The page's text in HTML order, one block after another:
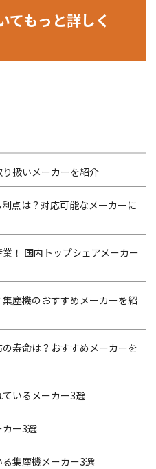
てもっと詳しく
扱いメーカーを紹介
点は？対応可能なメーカーに
！ 国内トップシェアメーカー
塵機のおすすめメーカーを紹
寿命は？おすすめメーカーを
いるメーカー3選
カー3選
集塵機メーカー3選